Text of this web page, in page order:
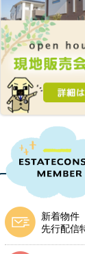
新着物件
先行配信